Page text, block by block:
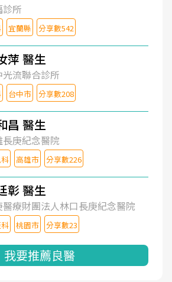
診所
宜蘭縣 分享數542
萍 醫生
光流聯合診所
台中市 分享數208
昌 醫生
長庚紀念醫院
高雄市 分享數226
彰 醫生
醫療財團法人林口長庚紀念醫院
桃園市 分享數23
我要推薦良醫